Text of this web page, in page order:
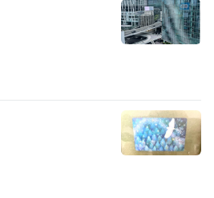
（一般事務） 経験年数 : 9年
師
経験年数 : 10年
: 2010年
クリスタルカードリーディング